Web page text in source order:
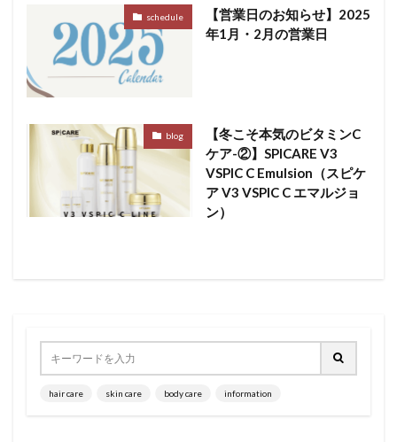
schedule
【営業日のお知らせ】2025
年1月・2月の営業日
blog
【冬こそ本気のビタミンC
ケア-②】SPICARE V3
VSPIC C Emulsion（スピケ
ア V3 VSPIC C エマルジョ
ン）
hair care skin care body care information